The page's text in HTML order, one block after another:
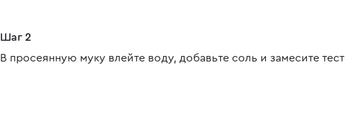
Шаг 2
В просеянную муку влейте воду, добавьте соль и замесите